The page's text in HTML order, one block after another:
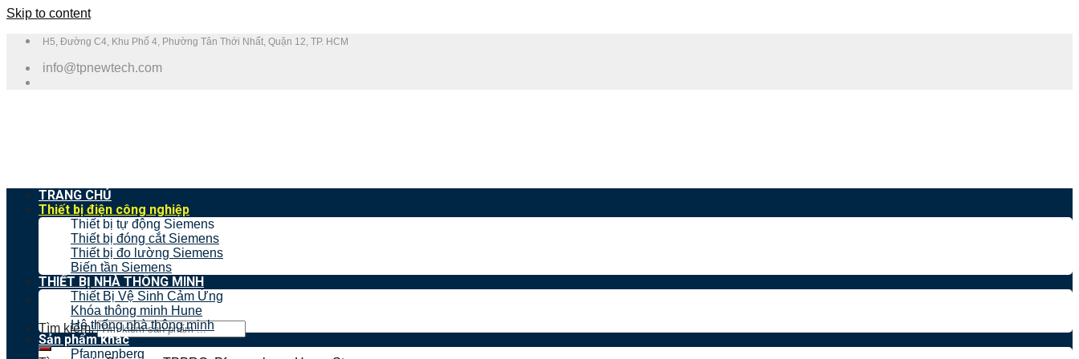
Skip to content
H5, Đường C4, Khu Phố 4, Phường Tân Thới Nhất, Quận 12, TP. HCM
info@tpnewtech.com
Tìm kiếm:
TRANG CHỦ
Thiết bị điện công nghiệp
Thiết bị tự động Siemens
Thiết bị đóng cắt Siemens
Thiết bị đo lường Siemens
Biến tần Siemens
THIẾT BỊ NHÀ THÔNG MINH
Thiết Bị Vệ Sinh Cảm Ứng
Khóa thông minh Hune
Hệ thống nhà thông minh
Sản phẩm khác
Pfannenberg